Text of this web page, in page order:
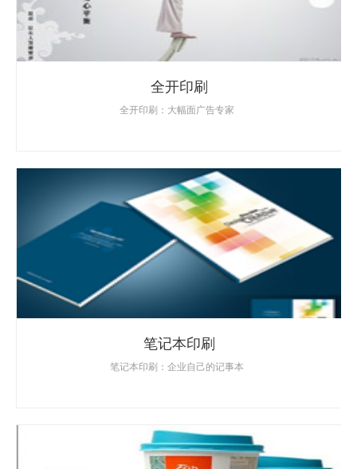
全开印刷
全开印刷：大幅面广告专家
笔记本印刷
笔记本印刷：企业自己的记事本